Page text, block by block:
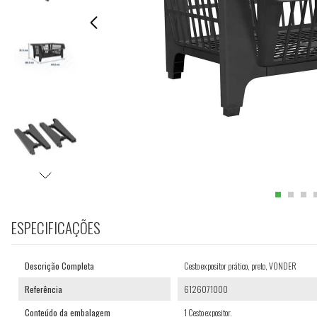
ESPECIFICAÇÕES
Descrição Completa
Cesto expositor prático, preto, VONDER
Referência
6126071000
Conteúdo da embalagem
1 Cesto expositor.